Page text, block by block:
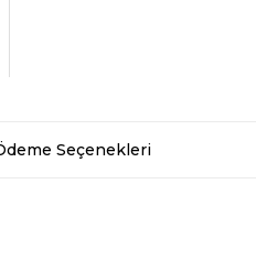
Seçenekleri